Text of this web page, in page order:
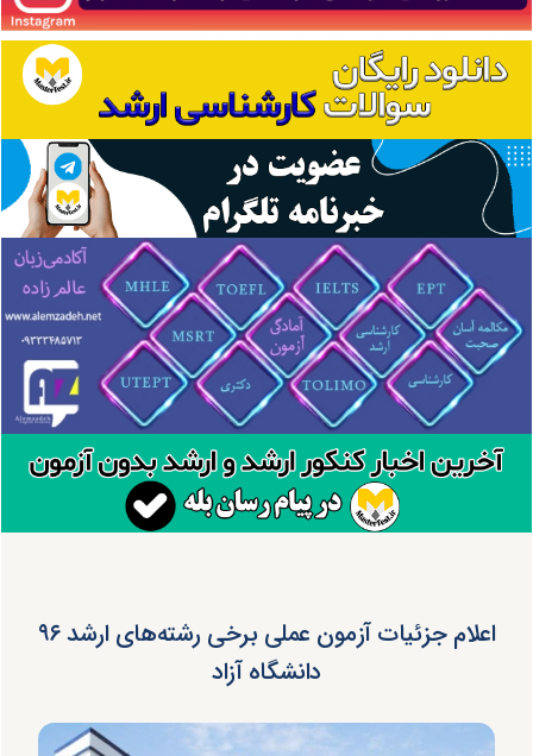
اعلام جزئیات آزمون عملی برخی رشته‌های ارشد ۹۶
دانشگاه آزاد